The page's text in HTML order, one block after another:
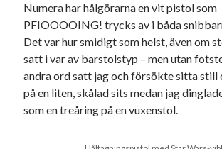
Dessa har något gemensamt
Fantastiskt välformulerad moderecensent
Onödiga citattecken
Dessa har något helt annat gemensamt
Fula biblioteksböcker
Numera har hålgörarna en vit pistol som
PFIOOOOING! trycks av i båda
Det var hur smidigt som helst, även om
satt i var av barstolstyp – men utan
andra ord satt jag och försökte sitta still
på en liten, skålad sits medan jag
som en treåring på en vuxenstol.